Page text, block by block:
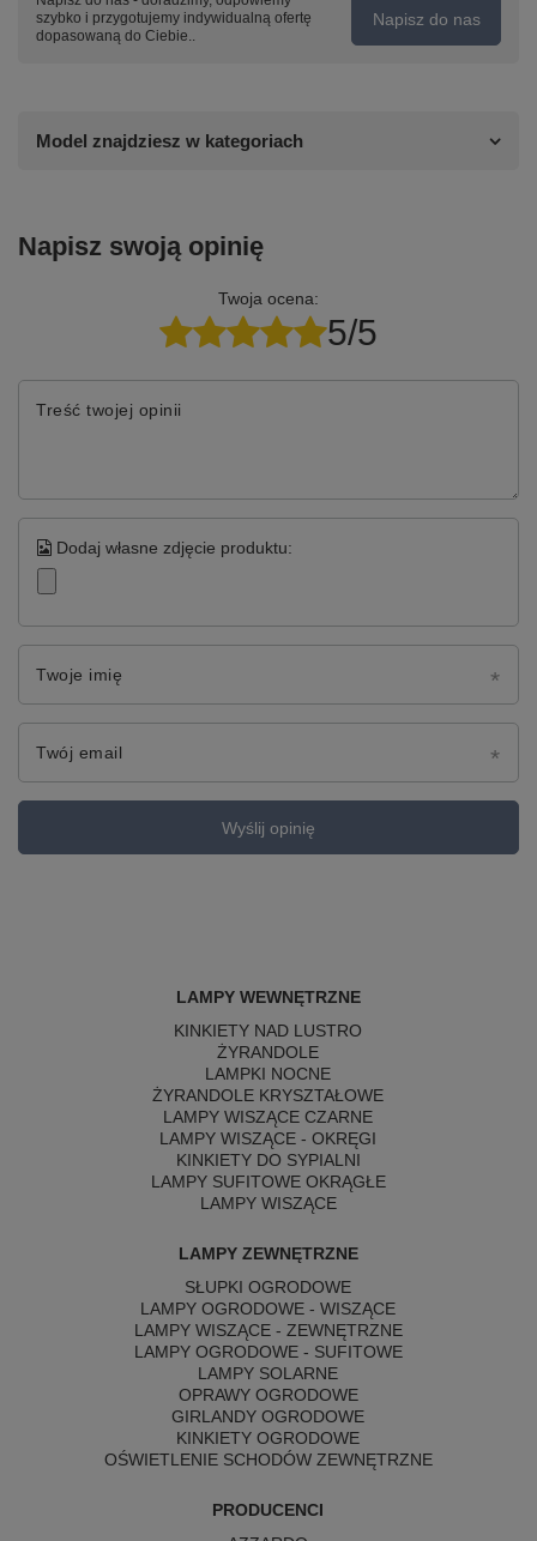
szybko i przygotujemy indywidualną ofertę
dopasowaną do Ciebie..
Napisz do nas
Model znajdziesz w kategoriach
Napisz swoją opinię
Twoja ocena:
5/5
Treść twojej opinii
Dodaj własne zdjęcie produktu:
Twoje imię
Twój email
Wyślij opinię
LAMPY WEWNĘTRZNE
KINKIETY NAD LUSTRO
ŻYRANDOLE
LAMPKI NOCNE
ŻYRANDOLE KRYSZTAŁOWE
LAMPY WISZĄCE CZARNE
LAMPY WISZĄCE - OKRĘGI
KINKIETY DO SYPIALNI
LAMPY SUFITOWE OKRĄGŁE
LAMPY WISZĄCE
LAMPY ZEWNĘTRZNE
SŁUPKI OGRODOWE
LAMPY OGRODOWE - WISZĄCE
LAMPY WISZĄCE - ZEWNĘTRZNE
LAMPY OGRODOWE - SUFITOWE
LAMPY SOLARNE
OPRAWY OGRODOWE
GIRLANDY OGRODOWE
KINKIETY OGRODOWE
OŚWIETLENIE SCHODÓW ZEWNĘTRZNE
PRODUCENCI